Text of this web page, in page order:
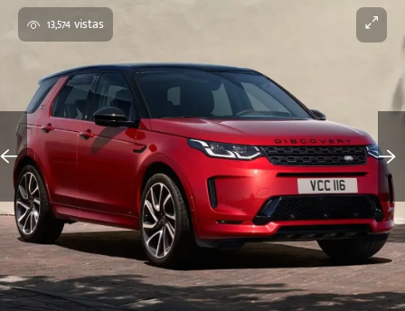
13,574 vistas